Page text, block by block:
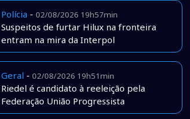
Polícia - 02/08/2026 19h57min
Suspeitos de furtar Hilux na fronteira
entram na mira da Interpol
Geral - 02/08/2026 19h51min
Riedel é candidato à reeleição pela
Federação União Progressista